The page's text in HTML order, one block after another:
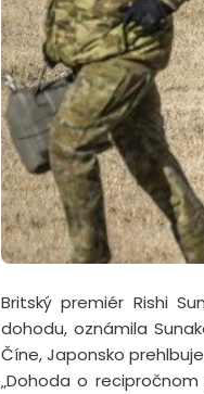
Britský premiér Rishi
dohodu, oznámila
Číne, Japonsko
„Dohoda o